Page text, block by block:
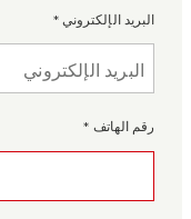
البريد الإلكتروني*
رقم الهاتف *